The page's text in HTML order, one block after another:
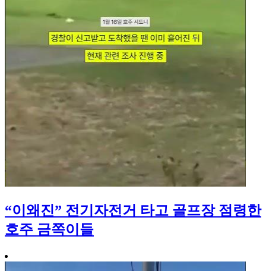
“이왜진” 전기자전거 타고 골프장 점령한
호주 금쪽이들